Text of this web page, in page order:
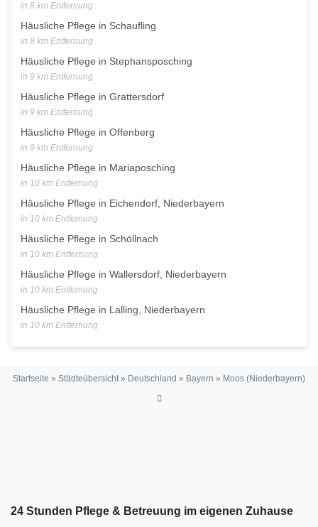
in 8 km Entfernung
Häusliche Pflege in Schaufling
in 8 km Entfernung
Häusliche Pflege in Stephansposching
in 9 km Entfernung
Häusliche Pflege in Grattersdorf
in 9 km Entfernung
Häusliche Pflege in Offenberg
in 9 km Entfernung
Häusliche Pflege in Mariaposching
in 10 km Entfernung
Häusliche Pflege in Eichendorf, Niederbayern
in 10 km Entfernung
Häusliche Pflege in Schöllnach
in 10 km Entfernung
Häusliche Pflege in Wallersdorf, Niederbayern
in 10 km Entfernung
Häusliche Pflege in Lalling, Niederbayern
in 10 km Entfernung
Startseite » Städteübersicht» Deutschland » Bayern » Moos (Niederbayern)
24 Stunden Pflege & Betreuung im eigenen Zuhause